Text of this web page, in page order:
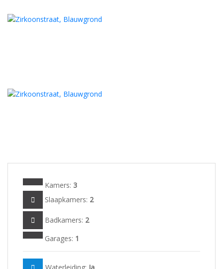
Kamers: 3
Slaapkamers: 2
Badkamers: 2
Garages: 1